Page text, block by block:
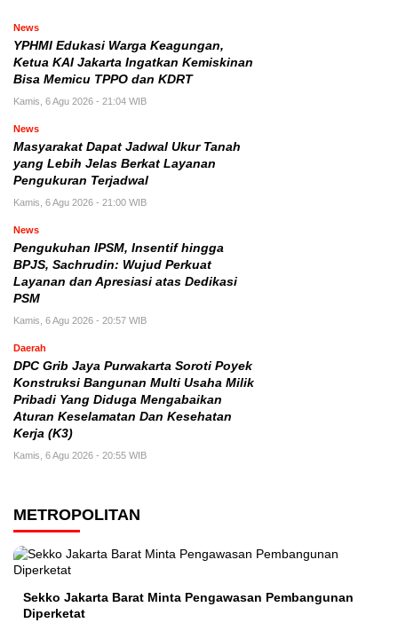
News
YPHMI Edukasi Warga Keagungan,
Ketua KAI Jakarta Ingatkan Kemiskinan
Bisa Memicu TPPO dan KDRT
Kamis, 6 Agu 2026 - 21:04 WIB
News
Masyarakat Dapat Jadwal Ukur Tanah
yang Lebih Jelas Berkat Layanan
Pengukuran Terjadwal
Kamis, 6 Agu 2026 - 21:00 WIB
News
Pengukuhan IPSM, Insentif hingga
BPJS, Sachrudin: Wujud Perkuat
Layanan dan Apresiasi atas Dedikasi
PSM
Kamis, 6 Agu 2026 - 20:57 WIB
Daerah
DPC Grib Jaya Purwakarta Soroti Poyek
Konstruksi Bangunan Multi Usaha Milik
Pribadi Yang Diduga Mengabaikan
Aturan Keselamatan Dan Kesehatan
Kerja (K3)
Kamis, 6 Agu 2026 - 20:55 WIB
METROPOLITAN
Sekko Jakarta Barat Minta Pengawasan Pembangunan
Diperketat